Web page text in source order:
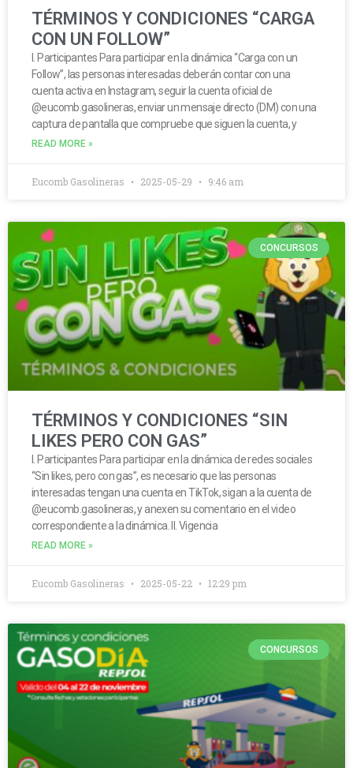
TÉRMINOS Y CONDICIONES “CARGA
CON UN FOLLOW”
I. Participantes Para participar en la dinámica “Carga con un
Follow”, las personas interesadas deberán contar con una
cuenta activa en Instagram, seguir la cuenta oficial de
@eucomb.gasolineras, enviar un mensaje directo (DM) con una
captura de pantalla que compruebe que siguen la cuenta, y
READ MORE »
Eucomb Gasolineras 2025-05-29 9:46 am
CONCURSOS
TÉRMINOS Y CONDICIONES “SIN
LIKES PERO CON GAS”
I. Participantes Para participar en la dinámica de redes sociales
“Sin likes, pero con gas”, es necesario que las personas
interesadas tengan una cuenta en TikTok, sigan a la cuenta de
@eucomb.gasolineras, y anexen su comentario en el video
correspondiente a la dinámica. II. Vigencia
READ MORE »
Eucomb Gasolineras 2025-05-22 12:29 pm
CONCURSOS